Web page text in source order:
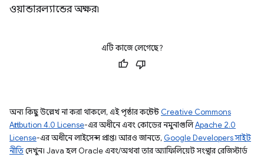
ওয়ান্ডারল্যান্ডের অক্ষর৷
এটি কাজে লেগেছে?
অন্য কিছু উল্লেখ না করা থাকলে, এই পৃষ্ঠার কন্টেন্ট Creative Commons
Attribution 4.0 License-এর অধীনে এবং কোডের নমুনাগুলিApache 2.0
License-এর অধীনে লাইসেন্স প্রাপ্ত। আরও জানতে, Google Developers সাইট
নীতিদেখুন। Java হল Oracle এবং/অথবা তার অ্যাফিলিয়েট সংস্থার রেজিস্টার্ড